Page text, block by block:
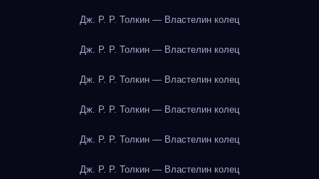
Дж. Р. Р. Толкин — Властелин колец
Дж. Р. Р. Толкин — Властелин колец
Дж. Р. Р. Толкин — Властелин колец
Дж. Р. Р. Толкин — Властелин колец
Дж. Р. Р. Толкин — Властелин колец
Дж. Р. Р. Толкин — Властелин колец